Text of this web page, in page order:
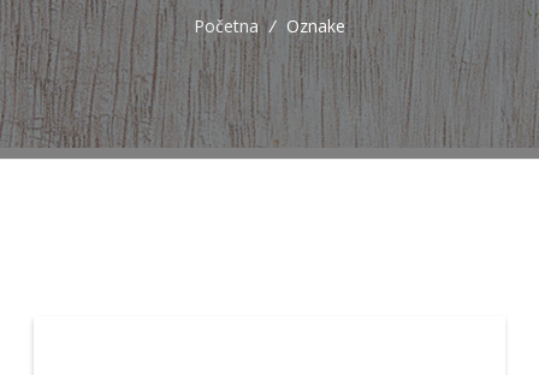
Početna / Oznake